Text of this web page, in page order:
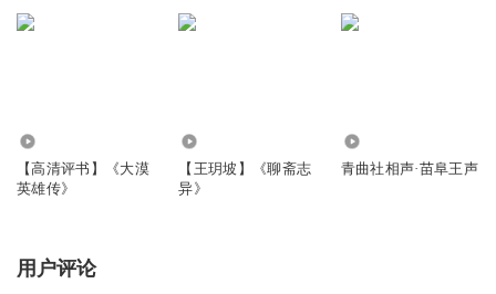
【高清评书】《大漠
英雄传》
【王玥坡】《聊斋志
异》
青曲社相声·苗阜王声
用户评论